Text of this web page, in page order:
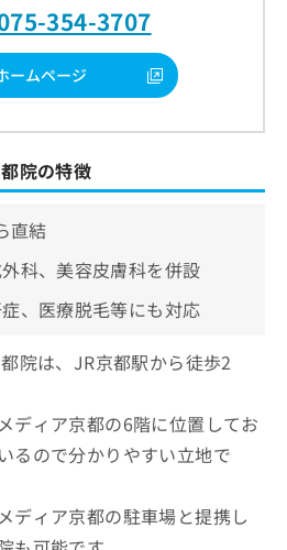
354-3707
ームページ
院の特徴
直結
科、美容皮膚科を併設
、医療脱毛等にも対応
院は、JR京都駅から徒歩2
ディア京都の6階に位置してお
るので分かりやすい立地で
ディア京都の駐車場と提携し